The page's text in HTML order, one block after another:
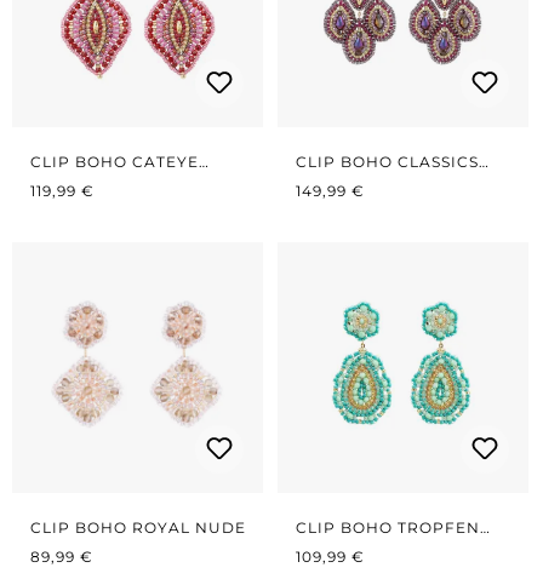
CLIP BOHO CATEYE
RED/PINK
REGULÄRER PREIS:
119,99 €
CLIP BOHO CLASSICS
PINK/VIOLETT
REGULÄRER PREIS:
149,99 €
CLIP BOHO ROYAL NUDE
REGULÄRER PREIS:
89,99 €
CLIP BOHO TROPFEN
SMALL TÜRKIS
REGULÄRER PREIS:
109,99 €